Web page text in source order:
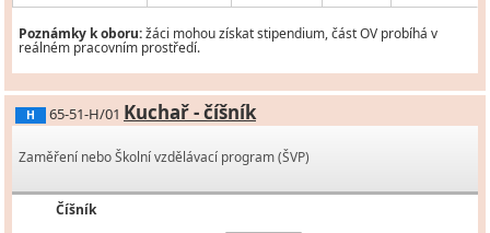
Poznámky k oboru:žáci mohou získat stipendium, část OV probíhá v
reálném pracovním prostředí.
H 65-51-H/01 Kuchař - číšník
Zaměření nebo Školní vzdělávací program (ŠVP)
Číšník